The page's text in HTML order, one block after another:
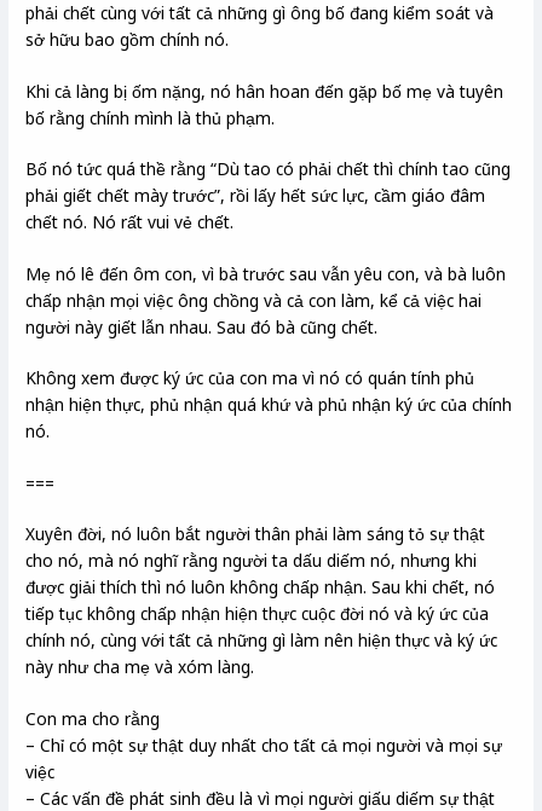
phải chết cùng với tất cả những gì ông bố đang kiểm soát và
sở hữu bao gồm chính nó.
Khi cả làng bị ốm nặng, nó hân hoan đến gặp bố mẹ và tuyên
bố rằng chính mình là thủ phạm.
Bố nó tức quá thề rằng “Dù tao có phải chết thì chính tao cũng
phải giết chết mày trước”, rồi lấy hết sức lực, cầm giáo đâm
chết nó. Nó rất vui vẻ chết.
Mẹ nó lê đến ôm con, vì bà trước sau vẫn yêu con, và bà luôn
chấp nhận mọi việc ông chồng và cả con làm, kể cả việc hai
người này giết lẫn nhau. Sau đó bà cũng chết.
Không xem được ký ức của con ma vì nó có quán tính phủ
nhận hiện thực, phủ nhận quá khứ và phủ nhận ký ức của chính
nó.
===
Xuyên đời, nó luôn bắt người thân phải làm sáng tỏ sự thật
cho nó, mà nó nghĩ rằng người ta dấu diếm nó, nhưng khi
được giải thích thì nó luôn không chấp nhận. Sau khi chết, nó
tiếp tục không chấp nhận hiện thực cuộc đời nó và ký ức của
chính nó, cùng với tất cả những gì làm nên hiện thực và ký ức
này như cha mẹ và xóm làng.
Con ma cho rằng
– Chỉ có một sự thật duy nhất cho tất cả mọi người và mọi sự
việc
– Các vấn đề phát sinh đều là vì mọi người giấu diếm sự thật